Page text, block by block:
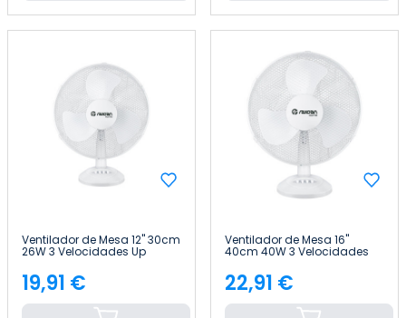
Ventilador de Mesa 12" 30cm
26W 3 Velocidades Up
Comfort Blanco Thinia
Home
Precio
19,91 €
Ventilador de Mesa 16"
40cm 40W 3 Velocidades
Home
Precio
22,91 €